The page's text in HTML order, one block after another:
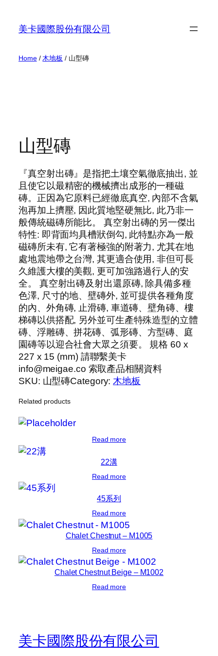
content
美卡國際股份有限公司
Home/ 木地板 / 山型磚
山型磚
『真空射出磚』是指把土壤空氣徹底抽出, 並
且使它以最精密的機械擠出成形的一種磁
磚。正因為它原料已經徹底真空, 內部不含氣
泡再加上擠壓, 因此質地堅硬無比, 此乃非一
般傳統磁磚所能比。 真空射出磚的另一傑出
特性: 即背面均具槽狀倒勾, 此特點亦為一般
磁磚所未有, 它有著極強的附著力, 尤其在地
處地震地帶之台灣, 其更適合使用, 非但可長
久維護大樓的美觀, 更可加強路過行人的安
全。 真空射出磚及射出還原磚, 除具備多種
色澤, 尺寸的地、壁磚外, 並可提供各種角度
的內、外角磚, 止滑磚, 車道磚、壁角磚、樓
梯磚以供搭配, 另外並可生產特殊造型的立體
磚、浮雕磚、拼花磚、弧形磚、方型磚、庭
園磚等以迎合社會大眾之須要。 規格 60 x
227 x 15 (mm) 請聯繫美卡
info@meigae.co 索取產品相關資料
SKU: 山型磚Category:木地板
Related products
Read more
22溝
Read more
45系列
Read more
Chalet Chestnut – M1005
Read more
Chalet Chestnut Beige – M1002
Read more
美卡國際股份有限公司